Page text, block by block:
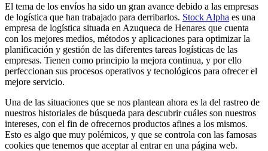
El tema de los envíos ha sido un gran avance debido a las empresas
de logística que han trabajado para derribarlos. Stock Alpha es una
empresa de logística situada en Azuqueca de Henares que cuenta
con los mejores medios, métodos y aplicaciones para optimizar la
planificación y gestión de las diferentes tareas logísticas de las
empresas. Tienen como principio la mejora continua, y por ello
perfeccionan sus procesos operativos y tecnológicos para ofrecer el
mejore servicio.
Una de las situaciones que se nos plantean ahora es la del rastreo de
nuestros historiales de búsqueda para descubrir cuáles son nuestros
intereses, con el fin de ofrecernos productos afines a los mismos.
Esto es algo que muy polémicos, y que se controla con las famosas
cookies que tenemos que aceptar al entrar en una página web.